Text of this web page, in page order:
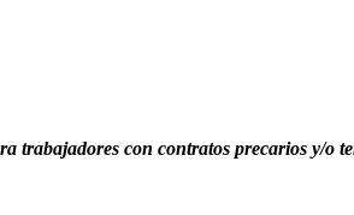
trabajadores con contratos precarios y/o